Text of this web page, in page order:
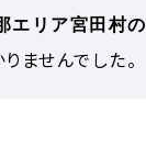
エリア宮田村
ませんでした。